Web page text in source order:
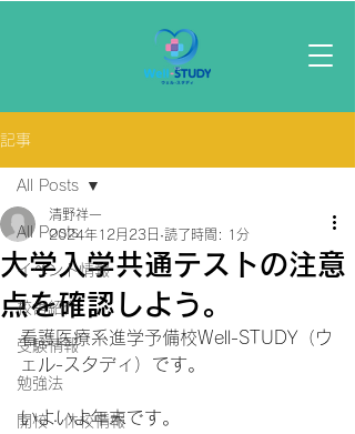
記事
All Posts
イベント情報
校舎紹介
受験情報
勉強法
開校・休校情報
All Posts
大学入学共通テストの注意
点を確認しよう。
清野祥一
2024年12月23日 読了時間: 1分
看護医療系進学予備校Well-STUDY（ウ
ェル-スタディ）です。
いよいよ年末です。